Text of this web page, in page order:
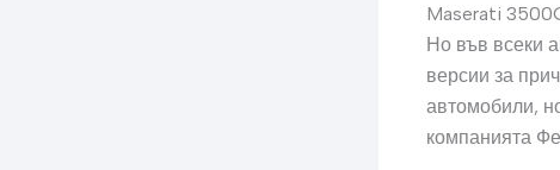
Maserati
Но във всеки
версии за
автомобили,
компанията